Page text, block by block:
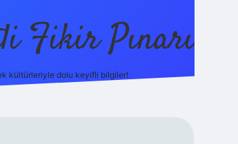
Fikir Pınarı
kültürleriyle dolu keyifli bilgiler!